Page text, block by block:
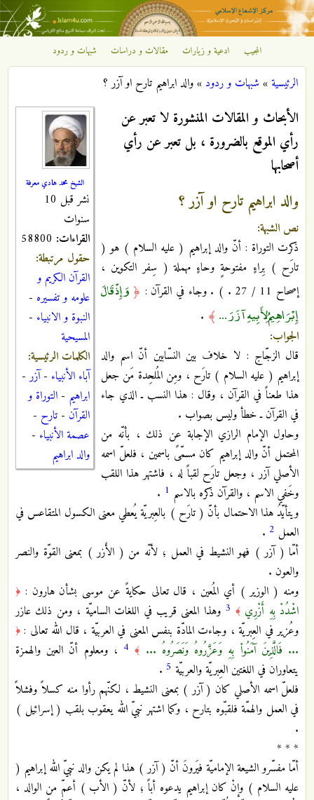
تجاوز إلى المحتوى الرئيسي
مركز
الإشعاع
الإسلامي
المجيب ادعية و زيارات مقالات و دراسات شبهات و ردود
أنت هنا
الرئيسية» شبهات و ردود »والد ابراهيم تارح او آزر ؟
الشيخ محمد هادي معرفة
نشر قبل 10
سنوات
القراءات:
حقول مرتبطة:
القرآن الكريم و
علومه و تفسيره -
النبوة و الانبياء -
المسيحية
الكلمات الرئيسية:
آباء الأنبياء -آزر-
ابراهيم - التوراة و
القرآن - تارح -
عصمة الأنبياء -
والد ابراهيم
الأبحاث و المقالات المنشورة لا تعبر عن
رأي الموقع بالضرورة ، بل تعبر عن رأي
أصحابها
والد ابراهيم تارح او آزر ؟
نص الشبهة:
ذكرت التوراة : أنّ والد إبراهيم ( عليه السلام ) هو (
تارَح ) بِراءٍ مفتوحةٍ وحاءٍ مهملة ( سِفر التكوين ،
إصحاح 11 / 27 . ) . وجاء في القرآن :
﴿ وَإِذْ قَالَ
إِبْرَاهِيمُ لِأَبِيهِ آزَرَ ... ﴾ .
الجواب:
قال الزجّاج : لا خلاف بين النسّابين أنّ اسم والد
إبراهيم ( عليه السلام ) تارَح ، ومِن المُلحِدة مَن جعل
هذا طعناً في القرآن ، وقال : هذا النسب ـ الذي جاء
في القرآن ـ خطأ وليس بصواب .
وحاول الإمام الرازي الإجابة عن ذلك ، بأنّه من
المحتمل أنّ والد إبراهيم كان مسمّىً باسمين ، فلعلّ اسمه
الأصلي آزر ، وجعل تارَح لقباً له ، فاشتهر هذا اللقب
وخَفي الاسم ، والقرآن ذكره بالاسم 1
.
ويتأيّدُ هذا الاحتمال بأنّ ( تارَح ) بالعِبريّة يُعطي معنى الكسول المتقاعس في
العمل 2
.
أمّا ( آزر ) فهو النشيط في العمل ؛ لأنّه من ( الأَزر ) بمعنى القوّة والنصر
والعون .
ومنه ( الوزير ) أي المُعين ، قال تعالى حكايةً عن موسى بشأن هارون : ﴿
اشْدُدْ بِهِ أَزْرِي ﴾ 3 وهذا المعنى قريب في اللغات الساميّة ، ومن ذلك عازر
وعُزير في العِبريّة ، وجاءت المادّة بنفس المعنى في العربيّة ، قال الله تعالى : ﴿
... فَالَّذِينَ آمَنُواْ بِهِ وَعَزَّرُوهُ وَنَصَرُوهُ ... ﴾ 4، ومعلوم أنّ العين والهمزة
يتعاوران في اللغتين العِبريّة والعربيّة 5
.
فلعلّ اسمه الأصلي كان ( آزر ) بمعنى النشيط ، لكنّهم رأوا منه كسلاً وفشلاً
في العمل والهمّة فلقبّوه بتارح ، وكما اشتهر نبيّ الله يعقوب بلقب ( إسرائيل )
.
* * *
أمّا مفسّرو الشيعة الإماميّة فيَرونَ أنّ ( آزر ) هذا لم يكن والد نبيّ الله إبراهيم (
عليه السلام ) وإنْ كان إبراهيم يدعوه أباً ؛ لأنّ ( الأب ) أعمّ من الوالد ،